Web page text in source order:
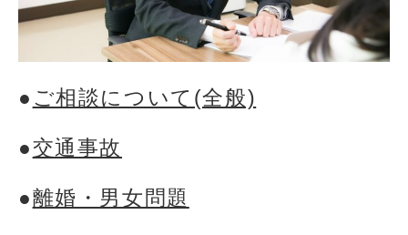
● ご相談について(全般)
●交通事故
●離婚・男女問題